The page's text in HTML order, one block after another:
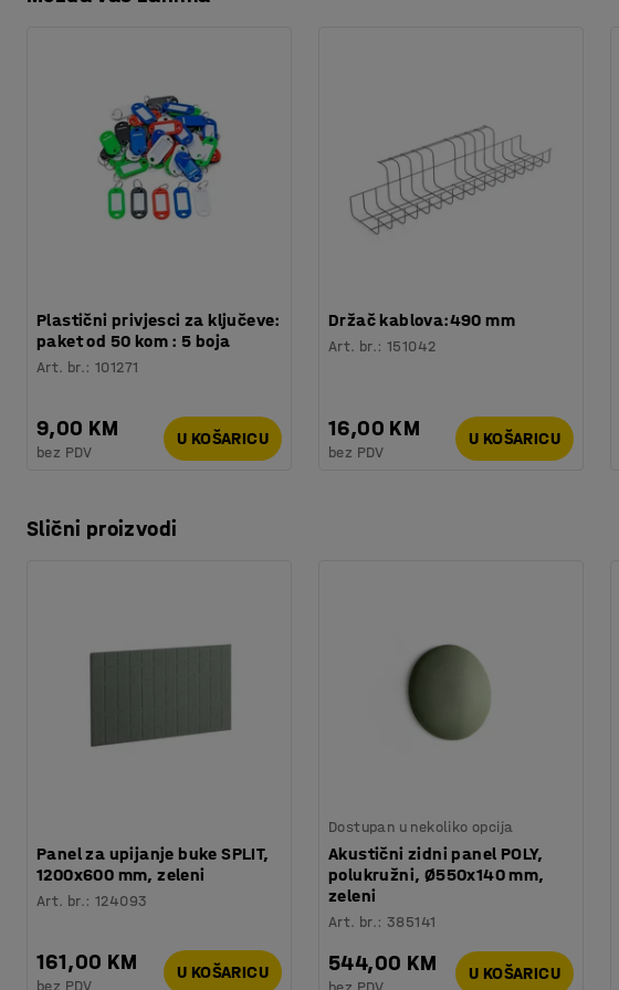
Materijal površine: Tkanina
Potreban broj osoba: 1
Procjena vremena: 5 Min
6,35 kg
: ISO 354
Plastični privjesci za ključeve:
paket od 50 kom : 5 boja
Art. br.:101271
9,00 KM
bez PDV
U KOŠARICU
Držač kablova:490 mm
Art. br.:151042
16,00 KM
bez PDV
U KOŠARICU
Slični proizvodi
Panel za upijanje buke SPLIT,
1200x600 mm, zeleni
Art. br.:124093
161,00 KM
bez PDV
U KOŠARICU
Dostupan u nekoliko opcija
Akustični zidni panel POLY,
polukružni, Ø550x140 mm,
zeleni
Art. br.:385141
544,00 KM U KOŠARICU